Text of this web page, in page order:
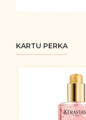
KARTU PERKA